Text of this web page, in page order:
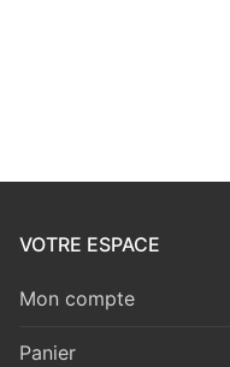
VOTRE ESPACE
Mon compte
Panier